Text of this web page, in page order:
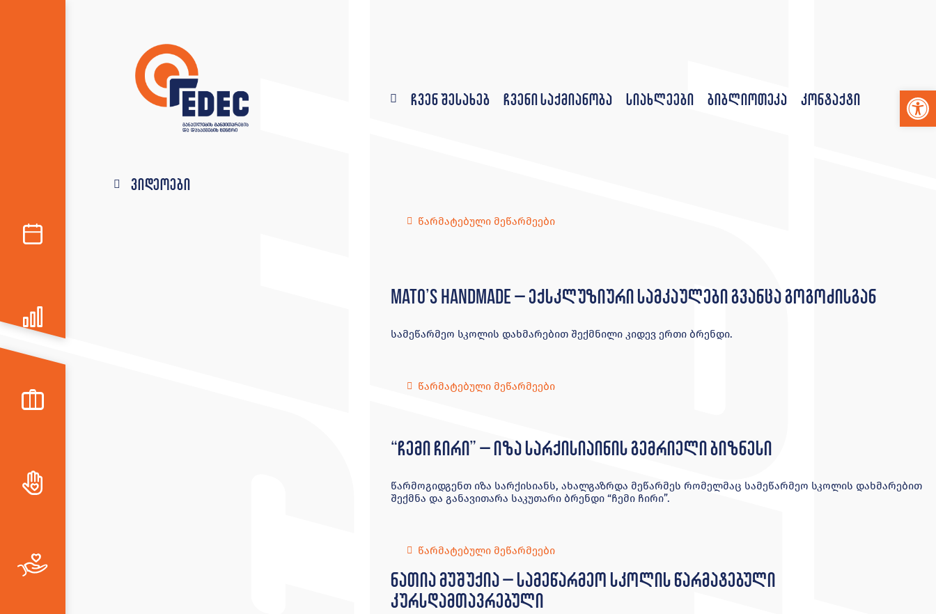
ჩვენ შესახებ ჩვენი საქმიანობა სიახლეები ბიბლიოთეკა კონტაქტი
ვიდეოები
წარმატებული მეწარმეები
MaTo’s Handmade – ექსკლუზიური სამკაულები გვანცა გოგოძისგან
სამეწარმეო სკოლის დახმარებით შექმნილი კიდევ ერთი ბრენდი.
წარმატებული მეწარმეები
“ჩემი ჩირი” – იზა სარქისიაინის გემრიელი ბიზნესი
წარმოგიდგენთ იზა სარქისიანს, ახალგაზრდა მეწარმეს რომელმაც სამეწარმეო სკოლის დახმარებით
შექმნა და განავითარა საკუთარი ბრენდი “ჩემი ჩირი”.
წარმატებული მეწარმეები
ნათია მუშუქია – სამეწარმეო სკოლის წარმატებული
კურსდამთავრებული